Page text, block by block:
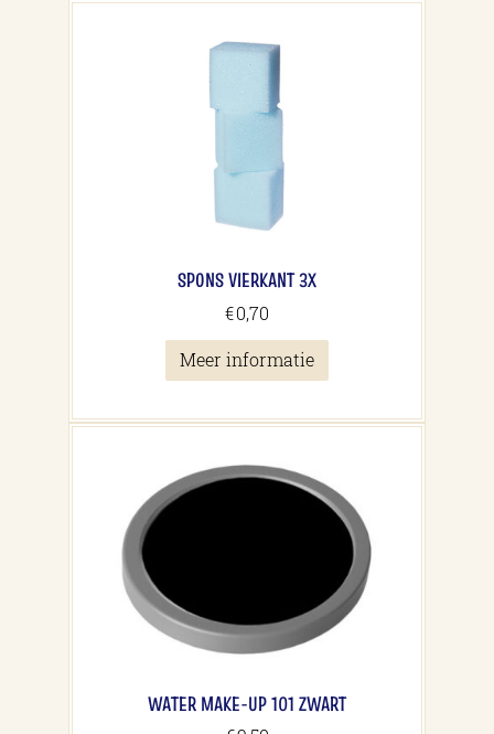
SPONS VIERKANT 3X
€0,70
Meer informatie
WATER MAKE-UP 101 ZWART